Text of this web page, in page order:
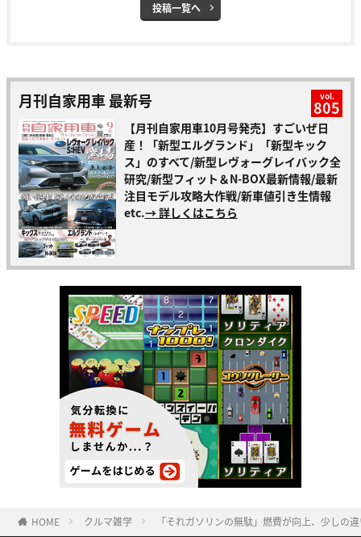
投稿一覧へ
月刊自家用車 最新号 vol.
805
【月刊自家用車10月号発売】すごいぜ日
産！「新型エルグランド」「新型キック
ス」のすべて/新型レヴォーグレイバック全
研究/新型フィット＆N-BOX最新情報/最新
注目モデル攻略大作戦/新車値引き生情報
etc.→ 詳しくはこちら
HOME クルマ雑学 「それガソリンの無駄」燃費が向上、少しの